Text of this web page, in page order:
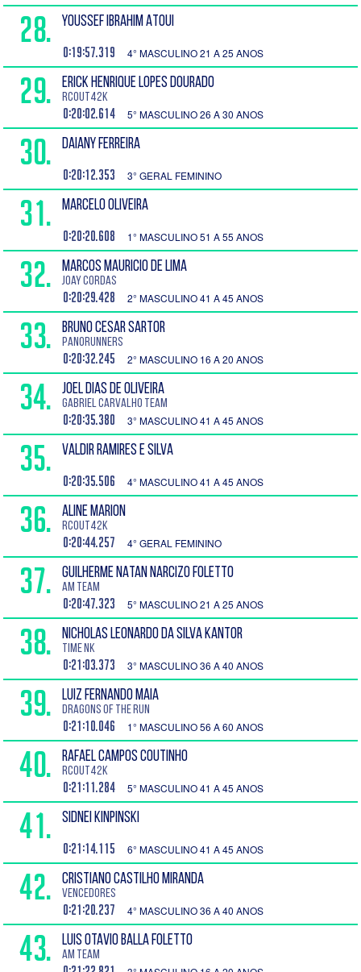
28. YOUSSEF IBRAHIM ATOUI
0:19:57.319 4° MASCULINO 21 A 25 ANOS
29. ERICK HENRIQUE LOPES DOURADO
RCOUT42K
0:20:02.614 5° MASCULINO 26 A 30 ANOS
30. DAIANY FERREIRA
0:20:12.353 3° GERAL FEMININO
31. MARCELO OLIVEIRA
0:20:20.608 1° MASCULINO 51 A 55 ANOS
32. MARCOS MAURICIO DE LIMA
Joay Cordas
0:20:29.428 2° MASCULINO 41 A 45 ANOS
33. BRUNO CESAR SARTOR
PanoRunners
0:20:32.245 2° MASCULINO 16 A 20 ANOS
34. JOEL DIAS DE OLIVEIRA
Gabriel Carvalho TEAM
0:20:35.380 3° MASCULINO 41 A 45 ANOS
35. VALDIR RAMIRES E SILVA
0:20:35.506 4° MASCULINO 41 A 45 ANOS
36. ALINE MARION
RCOUT42K
0:20:44.257 4° GERAL FEMININO
37. GUILHERME NATAN NARCIZO FOLETTO
AM TEAM
0:20:47.323 5° MASCULINO 21 A 25 ANOS
38. NICHOLAS LEONARDO DA SILVA KANTOR
Time NK
0:21:03.373 3° MASCULINO 36 A 40 ANOS
39. LUIZ FERNANDO MAIA
Dragons Of The Run
0:21:10.046 1° MASCULINO 56 A 60 ANOS
40. RAFAEL CAMPOS COUTINHO
RCOUT42K
0:21:11.284 5° MASCULINO 41 A 45 ANOS
41. SIDNEI KINPINSKI
0:21:14.115 6° MASCULINO 41 A 45 ANOS
42. CRISTIANO CASTILHO MIRANDA
Vencedores
0:21:20.237 4° MASCULINO 36 A 40 ANOS
43. LUIS OTAVIO BALLA FOLETTO
AM TEAM